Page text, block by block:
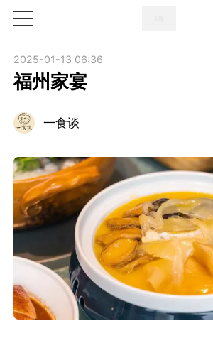
1X
2025-01-13 06:36
福州家宴
一食谈